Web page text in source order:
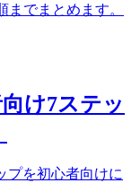
までまとめます。
け7ステッ
プを初心者向けに